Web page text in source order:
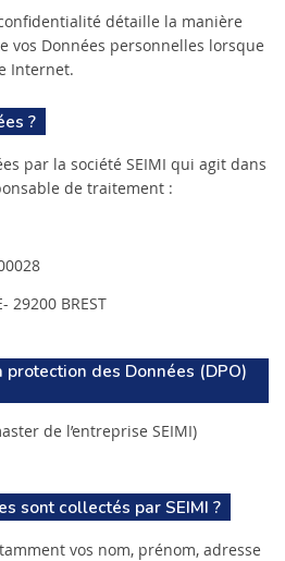
détaille la manière
vos Données personnelles lorsque
Internet.
?
par la société SEIMI qui agit dans
de traitement :
29200 BREST
des Données (DPO)
de l’entreprise SEIMI)
sont collectés par SEIMI ?
vos nom, prénom, adresse